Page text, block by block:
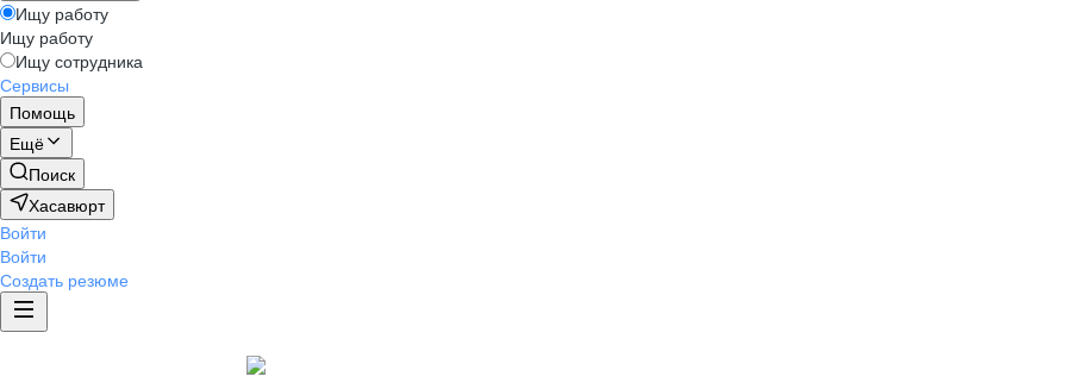
Ищу работу
Ищу работу
Ищу сотрудника
Сервисы
Помощь
Ещё
Поиск
Хасавюрт
Войти
Войти
Создать резюме